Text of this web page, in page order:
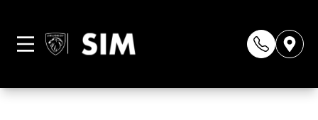
Página não